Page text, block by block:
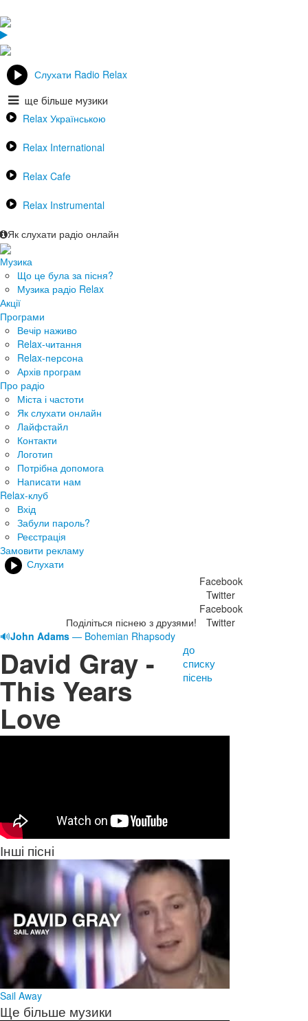
Слухати Radio Relax
ще більше музики
Relax Українською
Relax International
Relax Cafe
Relax Instrumental
Як слухати радіо онлайн
Музика
Що це була за пісня?
Музика радіо Relax
Акції
Програми
Вечір наживо
Relax-читання
Relax-персона
Архів програм
Про радіо
Міста і частоти
Як слухати онлайн
Лайфстайл
Контакти
Логотип
Потрібна допомога
Написати нам
Relax-клуб
Вхід
Забули пароль?
Реєстрація
Замовити рекламу
Слухати
Поділіться піснею з друзями!
Facebook
Twitter
Facebook
Twitter
🔊John Adams — Bohemian Rhapsody
David Gray -
This Years
Love
до
списку
пісень
Інші пісні
Sail Away
Ще більше музики